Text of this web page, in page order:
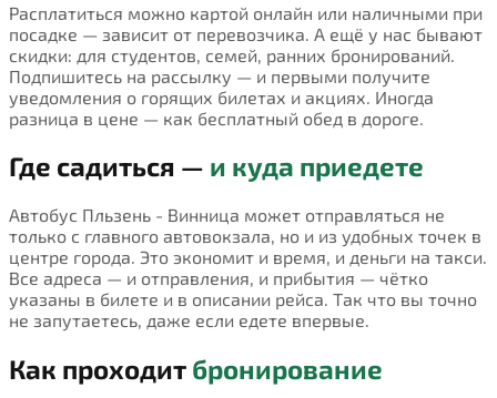
Расплатиться можно картой онлайн или наличными при
посадке — зависит от перевозчика. А ещё у нас бывают
скидки: для студентов, семей, ранних бронирований.
Подпишитесь на рассылку — и первыми получите
уведомления о горящих билетах и акциях. Иногда
разница в цене — как бесплатный обед в дороге.
Где садиться — и куда приедете
Автобус Пльзень - Винница может отправляться не
только с главного автовокзала, но и из удобных точек в
центре города. Это экономит и время, и деньги на такси.
Все адреса — и отправления, и прибытия — чётко
указаны в билете и в описании рейса. Так что вы точно
не запутаетесь, даже если едете впервые.
Как проходит бронирование